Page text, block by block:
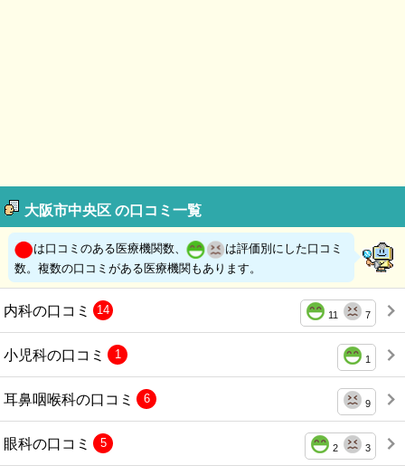
大阪市中央区 の口コミ一覧
は口コミのある医療機関数、
は評価別にした口コミ
数。複数の口コミがある医療機関もあります。
内科の口コミ 11 7
14
小児科の口コミ 1
1
耳鼻咽喉科の口コミ 9
6
眼科の口コミ 2 3
5